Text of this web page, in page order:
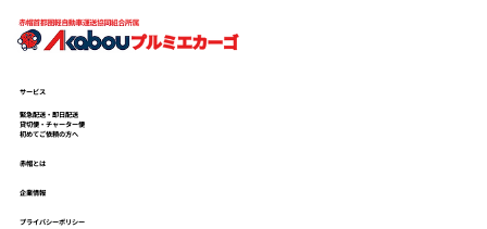
便・首都圏発・全国当日配送
サービス
緊急配送・即日配送
貸切便・チャーター便
初めてご依頼の方へ
赤帽とは
企業情報
プライバシーポリシー